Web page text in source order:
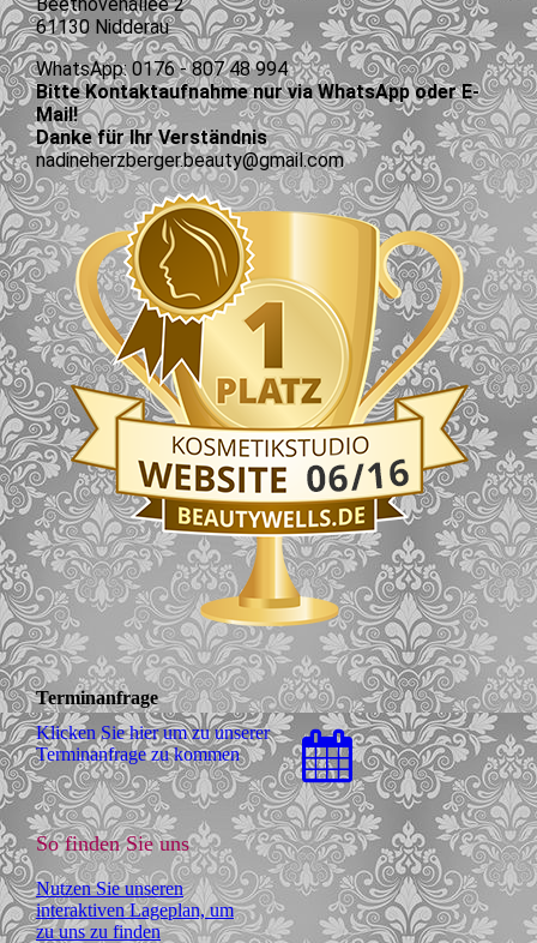
61130 Nidderau
WhatsApp: 0176 - 807 48 994
Bitte Kontaktaufnahme nur via WhatsApp oder E-
Mail!
Danke für Ihr Verständnis
nadineherzberger.beauty@gmail.com
Terminanfrage
Klicken Sie hier um zu unserer
Terminanfrage zu kommen
So finden Sie uns
Nutzen Sie unseren
interaktiven Lageplan, um
zu uns zu finden